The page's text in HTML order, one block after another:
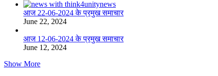
आज 22-06-2024 के प्रमुख समाचार
June 22, 2024
आज 12-06-2024 के प्रमुख समाचार
June 12, 2024
Show More